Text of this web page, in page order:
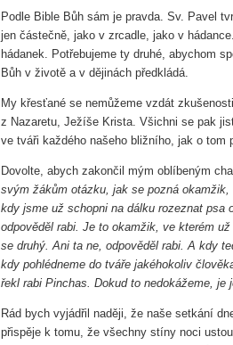
Podle Bible Bůh sám je pravda. Sv. Pavel
jen částečně, jako v zrcadle, jako v
hádanek. Potřebujeme ty druhé, abychom
Bůh v životě a v dějinách předkládá.
My křesťané se nemůžeme vzdát
z Nazaretu, Ježíše Krista. Všichni se pak
ve tváři každého našeho bližního, jak o tom
Dovolte, abych zakončil mým oblíbeným
svým žákům otázku, jak se pozná
kdy jsme už schopni na dálku rozeznat psa
odpověděl rabi. Je to okamžik, ve kterém
se druhý. Ani ta ne, odpověděl rabi. A kdy
kdy pohlédneme do tváře jakéhokoliv
řekl rabi Pinchas. Dokud to nedokážeme, je
Rád bych vyjádřil naději, že naše setkání
přispěje k tomu, že všechny stíny noci